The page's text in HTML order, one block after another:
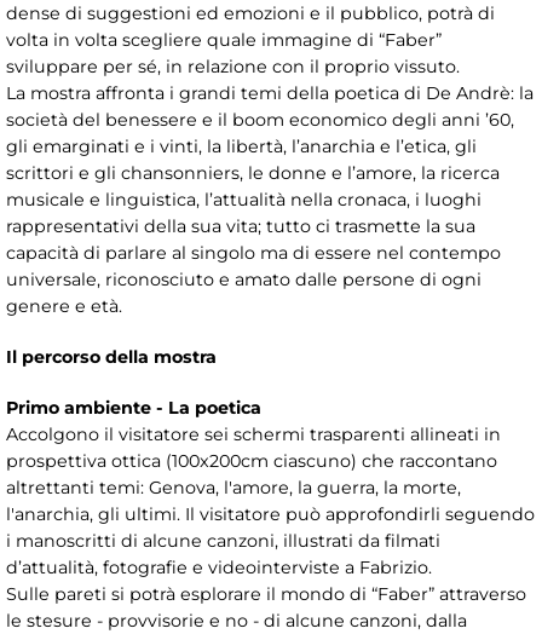
dense di suggestioni ed emozioni e il pubblico, potrà di
volta in volta scegliere quale immagine di “Faber”
sviluppare per sé, in relazione con il proprio vissuto.
La mostra affronta i grandi temi della poetica di De Andrè: la
società del benessere e il boom economico degli anni ’60,
gli emarginati e i vinti, la libertà, l’anarchia e l’etica, gli
scrittori e gli chansonniers, le donne e l’amore, la ricerca
musicale e linguistica, l’attualità nella cronaca, i luoghi
rappresentativi della sua vita; tutto ci trasmette la sua
capacità di parlare al singolo ma di essere nel contempo
universale, riconosciuto e amato dalle persone di ogni
genere e età.
Il percorso della mostra
Primo ambiente - La poetica
Accolgono il visitatore sei schermi trasparenti allineati in
prospettiva ottica (100x200cm ciascuno) che raccontano
altrettanti temi: Genova, l'amore, la guerra, la morte,
l'anarchia, gli ultimi. Il visitatore può approfondirli seguendo
i manoscritti di alcune canzoni, illustrati da filmati
d’attualità, fotografie e videointerviste a Fabrizio.
Sulle pareti si potrà esplorare il mondo di “Faber” attraverso
le stesure - provvisorie e no - di alcune canzoni, dalla